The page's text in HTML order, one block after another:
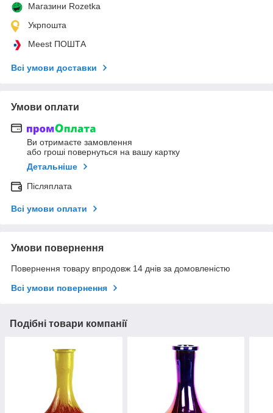
Магазини Rozetka
Укрпошта
Meest ПОШТА
Всі умови доставки
Умови оплати
Ви отримаєте замовлення
або гроші повернуться на вашу картку
Детальніше
Післяплата
Всі умови оплати
Умови повернення
Повернення товару впродовж 14 днів за домовленістю
Всі умови повернення
Подібні товари компанії